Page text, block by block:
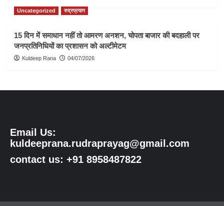
Uncategorized रुद्रप्रयाग
15 दिन में समाधान नहीं तो आमरण अनशन, चोपता बाजार की बदहाली पर
जनप्रतिनिधियों का प्रशासन को अल्टीमेटम
Kuldeep Rana 04/07/2026
Email Us:
kuldeeprana.rudraprayag@gmail.com
contact us: +91 8958487822